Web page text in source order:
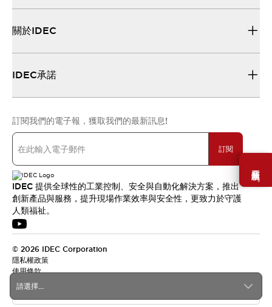
需要幫助嗎？
請選擇...
關於IDEC
IDEC承諾
訂閱我們的電子報，獲取我們的最新訊息!
訂閱
IDEC 提供全球性的工業控制、安全與自動化解決方案，推出
創新產品與服務，提升現場作業效率與安全性，更致力於守護
人類福祉。
© 2026 IDEC Corporation
隱私權政策
使用條款
台灣